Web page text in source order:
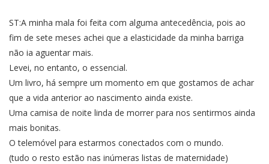
ST:A minha mala foi feita com alguma antecedência, pois ao
fim de sete meses achei que a elasticidade da minha barriga
não ia aguentar mais.
Levei, no entanto, o essencial.
Um livro, há sempre um momento em que gostamos de achar
que a vida anterior ao nascimento ainda existe.
Uma camisa de noite linda de morrer para nos sentirmos ainda
mais bonitas.
O telemóvel para estarmos conectados com o mundo.
(tudo o resto estão nas inúmeras listas de maternidade)